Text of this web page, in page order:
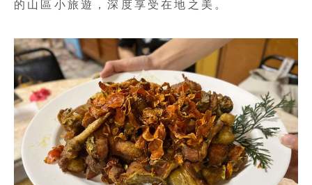
的山區小旅遊，深度享受在地之美。